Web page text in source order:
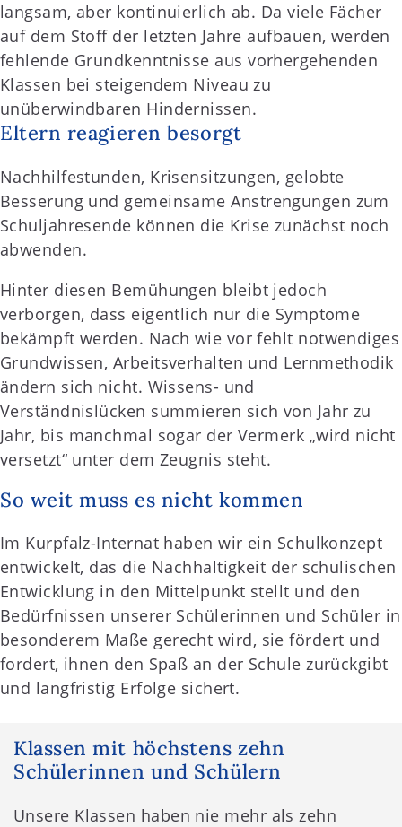
langsam, aber kontinuierlich ab. Da viele Fächer
auf dem Stoff der letzten Jahre aufbauen, werden
fehlende Grundkenntnisse aus vorhergehenden
Klassen bei steigendem Niveau zu
unüberwindbaren Hindernissen.
Eltern reagieren besorgt
Nachhilfestunden, Krisensitzungen, gelobte
Besserung und gemeinsame Anstrengungen zum
Schuljahresende können die Krise zunächst noch
abwenden.
Hinter diesen Bemühungen bleibt jedoch
verborgen, dass eigentlich nur die Symptome
bekämpft werden. Nach wie vor fehlt notwendiges
Grundwissen, Arbeitsverhalten und Lernmethodik
ändern sich nicht. Wissens- und
Verständnislücken summieren sich von Jahr zu
Jahr, bis manchmal sogar der Vermerk „wird nicht
versetzt“ unter dem Zeugnis steht.
So weit muss es nicht kommen
Im Kurpfalz-Internat haben wir ein Schulkonzept
entwickelt, das die Nachhaltigkeit der schulischen
Entwicklung in den Mittelpunkt stellt und den
Bedürfnissen unserer Schülerinnen und Schüler in
besonderem Maße gerecht wird, sie fördert und
fordert, ihnen den Spaß an der Schule zurückgibt
und langfristig Erfolge sichert.
Klassen mit höchstens zehn
Schülerinnen und Schülern
Unsere Klassen haben nie mehr als zehn